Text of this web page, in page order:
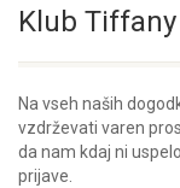
Klub
Na vseh naših
vzdrževati varen
da nam kdaj ni
prijave.